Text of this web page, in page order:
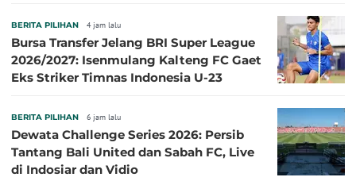
BERITA PILIHAN 4 jam lalu
Bursa Transfer Jelang BRI Super League
2026/2027: Isenmulang Kalteng FC Gaet
Eks Striker Timnas Indonesia U-23
BERITA PILIHAN 6 jam lalu
Dewata Challenge Series 2026: Persib
Tantang Bali United dan Sabah FC, Live
di Indosiar dan Vidio